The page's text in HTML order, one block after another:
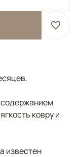
ковру и
известен